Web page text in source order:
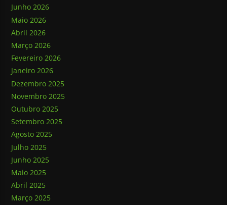
Junho 2026
Maio 2026
Abril 2026
Março 2026
Fevereiro 2026
Janeiro 2026
Dezembro 2025
Novembro 2025
Outubro 2025
Setembro 2025
Agosto 2025
Julho 2025
Junho 2025
Maio 2025
Abril 2025
Março 2025